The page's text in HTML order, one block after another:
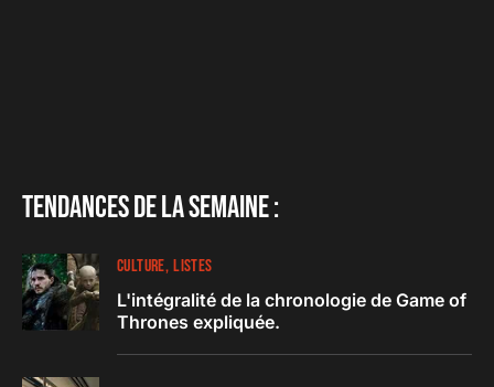
Tendances de la semaine :
CULTURE LISTES
L'intégralité de la chronologie de Game of
Thrones expliquée.